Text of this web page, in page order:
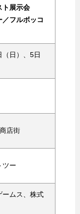
ト展示会
／フルボッコ
日）、5日
店街
ツー
ームス、株式